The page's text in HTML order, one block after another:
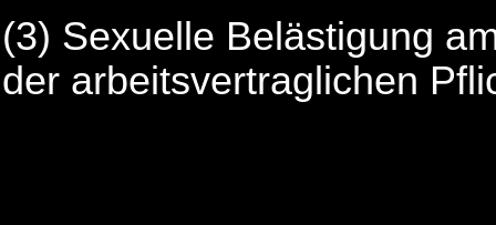
(3) Sexuelle Belästigung
der arbeitsvertraglichen